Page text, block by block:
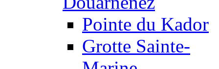
Pointe du Kador
Grotte Sainte-